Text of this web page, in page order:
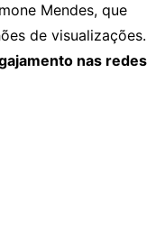
Mendes, que
de visualizações.
nas redes